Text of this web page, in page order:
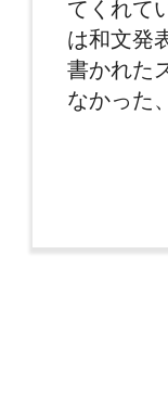
てくれて
は和文発
書かれた
なかった